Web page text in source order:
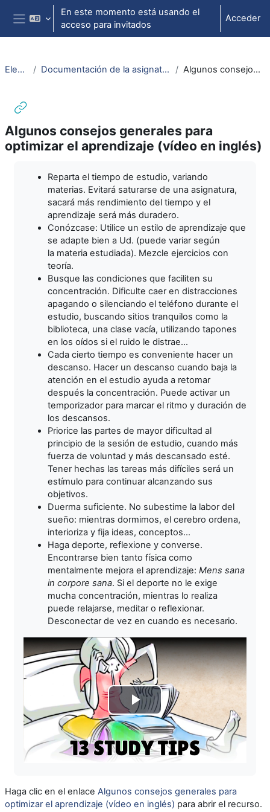
Salta al contenido principal
Panel lateral
En este momento está usando el
acceso para invitados
Acceder
ElectrotecniaAbierta Documentación de la asignatura: transparencias de la asignatura, guiones de prácticas, problemas, apuntes... (PDF) Algunos consejos generales para optimizar el aprendizaje (vídeo en inglés)
Algunos consejos generales para
optimizar el aprendizaje (vídeo en inglés)
Reparta el tiempo de estudio, variando
materias. Evitará saturarse de una asignatura,
sacará más rendimiento del tiempo y el
aprendizaje será más duradero.
Conózcase: Utilice un estilo de aprendizaje que
se adapte bien a Ud. (puede variar según
la materia estudiada). Mezcle ejercicios con
teoría.
Busque las condiciones que faciliten su
concentración. Dificulte caer en distracciones
apagando o silenciando el teléfono durante el
estudio, buscando sitios tranquilos como la
biblioteca, una clase vacía, utilizando tapones
en los oídos si el ruido le distrae...
Cada cierto tiempo es conveniente hacer un
descanso. Hacer un descanso cuando baja la
atención en el estudio ayuda a retomar
después la concentración. Puede activar un
temporizador para marcar el ritmo y duración de
los descansos.
Priorice las partes de mayor dificultad al
principio de la sesión de estudio, cuando más
fuerza de voluntad y más descansado esté.
Tener hechas las tareas más difíciles será un
estímulo para continuar alcanzando sus
objetivos.
Duerma suficiente. No subestime la labor del
sueño: mientras dormimos, el cerebro ordena,
interioriza y fija ideas, conceptos...
Haga deporte, reflexione y converse.
Encontrarse bien tanto física como
mentalmente mejora el aprendizaje: Mens sana
in corpore sana. Si el deporte no le exige
mucha concentración, mientras lo realiza
puede relajarse, meditar o reflexionar.
Desconectar de vez en cuando es necesario.
Reproducir
Vídeo
Haga clic en el enlace Algunos consejos generales para
optimizar el aprendizaje (vídeo en inglés) para abrir el recurso.